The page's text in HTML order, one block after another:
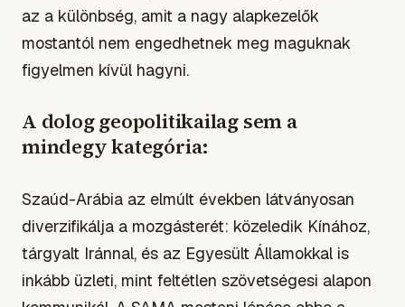
az a különbség, amit a nagy alapkezelők
mostantól nem engedhetnek meg maguknak
figyelmen kívül hagyni.
A dolog geopolitikailag sem a
mindegy kategória:
Szaúd-Arábia az elmúlt években látványosan
diverzifikálja a mozgásterét: közeledik Kínához,
tárgyalt Iránnal, és az Egyesült Államokkal is
inkább üzleti, mint feltétlen szövetségesi alapon